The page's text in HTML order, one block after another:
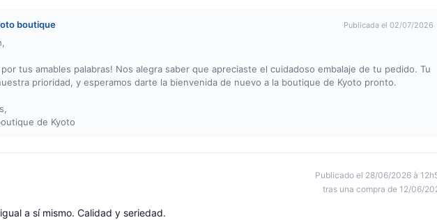
boutique Publicada el 02/07/2026
por tus amables palabras! Nos alegra saber que apreciaste el cuidadoso embalaje de tu pedido. Tu
prioridad, y esperamos darte la bienvenida de nuevo a la boutique de Kyoto pronto.
de Kyoto
Publicado el 28/06/2026 à
tras una compra de 12/06/
a sí mismo. Calidad y seriedad.